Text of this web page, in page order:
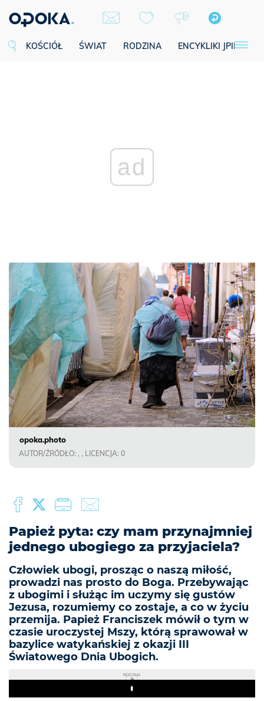
KOŚCIÓŁ ŚWIAT RODZINA ENCYKLIKI JPII
ad
opoka.photo
AUTOR/ŹRÓDŁO: , , LICENCJA: 0
Papież pyta: czy mam przynajmniej
jednego ubogiego za przyjaciela?
Człowiek ubogi, prosząc o naszą miłość,
prowadzi nas prosto do Boga. Przebywając
z ubogimi i służąc im uczymy się gustów
Jezusa, rozumiemy co zostaje, a co w życiu
przemija. Papież Franciszek mówił o tym w
czasie uroczystej Mszy, którą sprawował w
bazylice watykańskiej z okazji III
Światowego Dnia Ubogich.
REKLAMA
Play